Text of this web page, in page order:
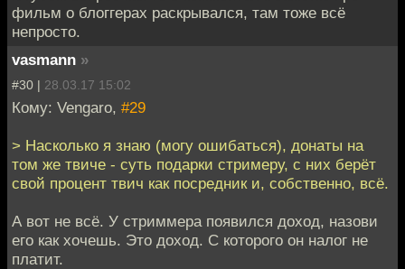
фильм о блоггерах раскрывался, там тоже всё
непросто.
vasmann »
#30 | 28.03.17 15:02
Кому: Vengaro, #29
> Насколько я знаю (могу ошибаться), донаты на
том же твиче - суть подарки стримеру, с них берёт
свой процент твич как посредник и, собственно, всё.
А вот не всё. У стриммера появился доход, назови
его как хочешь. Это доход. С которого он налог не
платит.